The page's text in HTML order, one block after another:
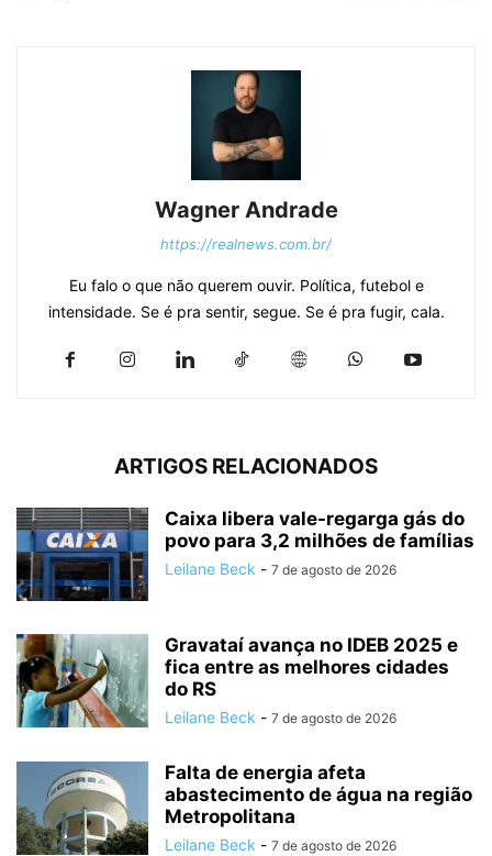
Wagner Andrade
https://realnews.com.br/
Eu falo o que não querem ouvir. Política, futebol e
intensidade. Se é pra sentir, segue. Se é pra fugir, cala.
ARTIGOS RELACIONADOS
Caixa libera vale-regarga gás do
povo para 3,2 milhões de famílias
Leilane Beck - 7 de agosto de 2026
Gravataí avança no IDEB 2025 e
fica entre as melhores cidades
do RS
Leilane Beck - 7 de agosto de 2026
Falta de energia afeta
abastecimento de água na região
Metropolitana
Leilane Beck - 7 de agosto de 2026